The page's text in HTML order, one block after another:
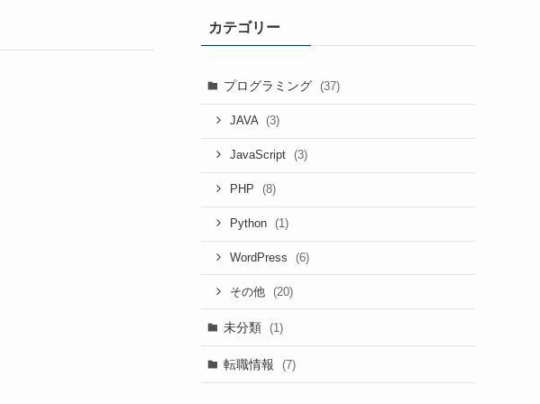
カテゴリー
プログラミング (37)
JAVA (3)
JavaScript (3)
PHP (8)
Python (1)
WordPress (6)
その他 (20)
未分類 (1)
転職情報 (7)